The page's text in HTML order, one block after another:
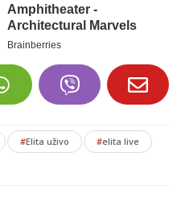
#Elita uživo #elita live